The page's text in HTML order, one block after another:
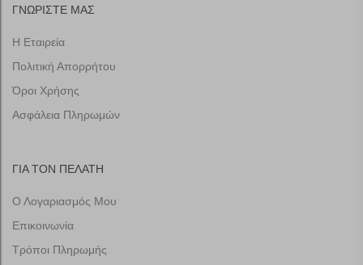
ΓΝΩΡΙΣΤΕ ΜΑΣ
Η Εταιρεία
Πολιτική Απορρήτου
Όροι Χρήσης
Ασφάλεια Πληρωμών
ΓΙΑ ΤΟΝ ΠΕΛΑΤΗ
Ο Λογαριασμός Μου
Επικοινωνία
Τρόποι Πληρωμής